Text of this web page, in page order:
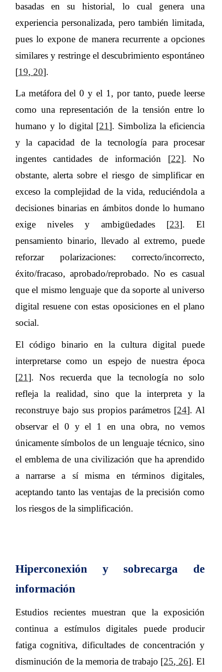
basadas en su historial, lo cual genera una
experiencia personalizada, pero también limitada,
pues lo expone de manera recurrente a opciones
similares y restringe el descubrimiento espontáneo
[19, 20].
La metáfora del 0 y el 1, por tanto, puede leerse
como una representación de la tensión entre lo
humano y lo digital [21]. Simboliza la eficiencia
y la capacidad de la tecnología para procesar
ingentes cantidades de información [22]. No
obstante, alerta sobre el riesgo de simplificar en
exceso la complejidad de la vida, reduciéndola a
decisiones binarias en ámbitos donde lo humano
exige niveles y ambigüedades [23]. El
pensamiento binario, llevado al extremo, puede
reforzar polarizaciones: correcto/incorrecto,
éxito/fracaso, aprobado/reprobado. No es casual
que el mismo lenguaje que da soporte al universo
digital resuene con estas oposiciones en el plano
social.
El código binario en la cultura digital puede
interpretarse como un espejo de nuestra época
[21]. Nos recuerda que la tecnología no solo
refleja la realidad, sino que la interpreta y la
reconstruye bajo sus propios parámetros [24]. Al
observar el 0 y el 1 en una obra, no vemos
únicamente símbolos de un lenguaje técnico, sino
el emblema de una civilización que ha aprendido
a narrarse a sí misma en términos digitales,
aceptando tanto las ventajas de la precisión como
los riesgos de la simplificación.
Hiperconexión y sobrecarga de
información
Estudios recientes muestran que la exposición
continua a estímulos digitales puede producir
fatiga cognitiva, dificultades de concentración y
disminución de la memoria de trabajo [25, 26]. El